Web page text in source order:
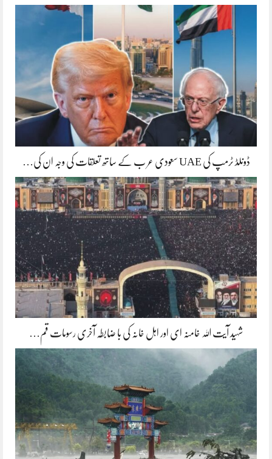
ڈونلڈ ٹرمپ کی UAE سعودی عر ب کے ساتھ تعلقات کی وجہ ان کی…
شہید آیت اللہ خامنہ ای اور اہل خانہ کی با ضابطہ آخری رسومات قم…